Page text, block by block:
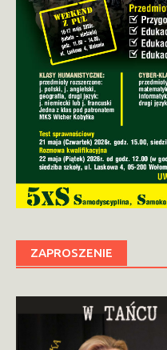
ZAPROSZENIE